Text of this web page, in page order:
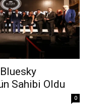
Sahibi Oldu
0